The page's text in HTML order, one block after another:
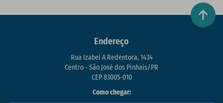
Endereço
Rua Izabel A Redentora, 1434
Centro - São José dos Pinhais/PR
CEP 83005-010
Como chegar: